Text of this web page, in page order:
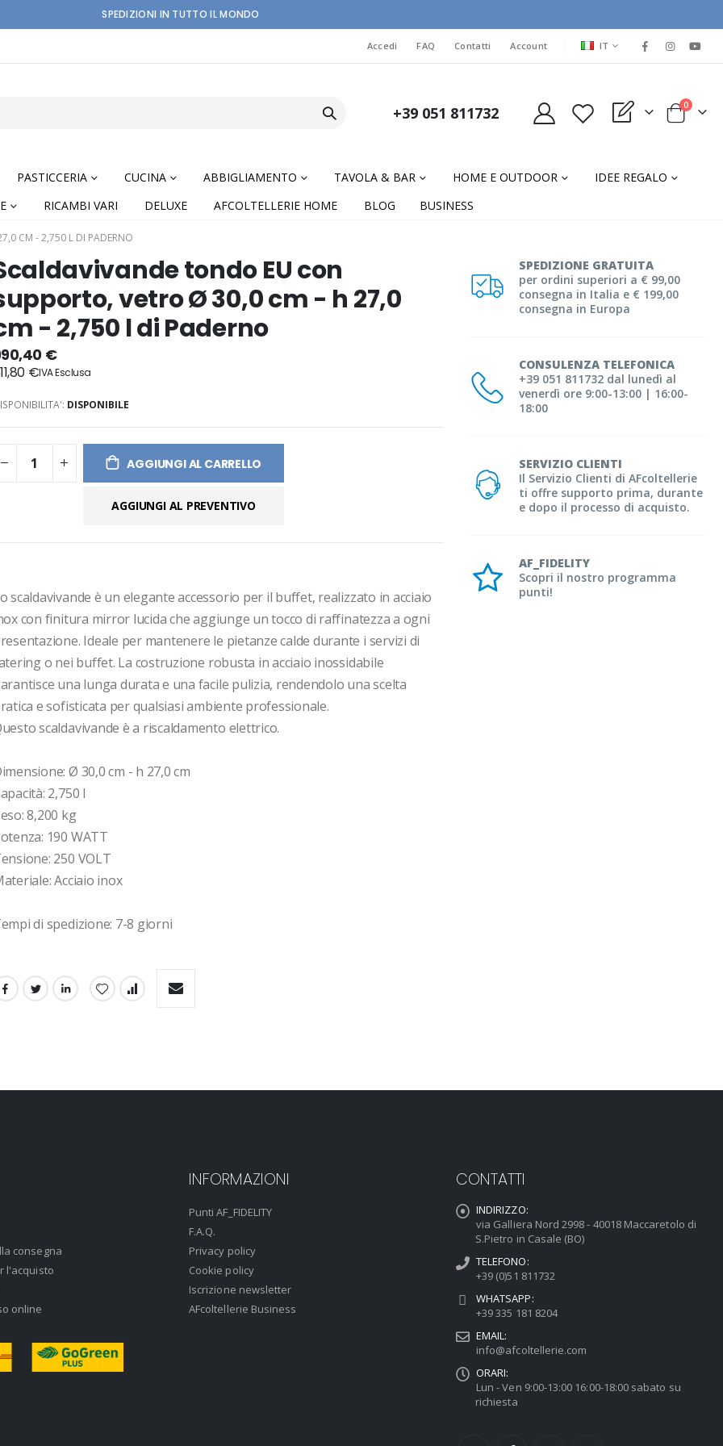
SPEDIZIONI IN TUTTO IL MONDO
Accedi FAQ Contatti Account LINGUA
IT
+39 051 811732 My Quote Cart
0elementi
PASTICCERIA CUCINA ABBIGLIAMENTO TAVOLA & BAR HOME E OUTDOOR
IDEE REGALO
RICAMBI VARI DELUXE AFCOLTELLERIE HOME BLOG BUSINESS
CM - 2,750 L DI PADERNO
SPEDIZIONE GRATUITA
per ordini superiori a € 99,00
consegna in Italia e € 199,00
consegna in Europa
CONSULENZA TELEFONICA
+39 051 811732 dal lunedì al
venerdì ore 9:00-13:00 | 16:00-
18:00
SERVIZIO CLIENTI
Il Servizio Clienti di AFcoltellerie
ti offre supporto prima, durante
e dopo il processo di acquisto.
AF_FIDELITY
Scopri il nostro programma
punti!
tondo EU con
vetro Ø 30,0 cm - h 27,0
- 2,750 l di Paderno
€
€
DISPONIBILE
AGGIUNGI AL CARRELLO
AGGIUNGI AL PREVENTIVO
scaldavivande è un elegante accessorio per il buffet, realizzato in acciaio
con finitura mirror lucida che aggiunge un tocco di raffinatezza a ogni
Ideale per mantenere le pietanze calde durante i servizi di
o nei buffet. La costruzione robusta in acciaio inossidabile
una lunga durata e una facile pulizia, rendendolo una scelta
e sofisticata per qualsiasi ambiente professionale.
scaldavivande è a riscaldamento elettrico.
Ø 30,0 cm - h 27,0 cm
2,750 l
8,200 kg
190 WATT
250 VOLT
Acciaio inox
di spedizione: 7-8 giorni
consegna
l'acquisto
online
INFORMAZIONI
Punti AF_FIDELITY
F.A.Q.
Privacy policy
Cookie policy
Iscrizione newsletter
AFcoltellerie Business
CONTATTI
INDIRIZZO:
via Galliera Nord 2998 - 40018 Maccaretolo di
S.Pietro in Casale (BO)
TELEFONO:
+39 (0)51 811732
WHATSAPP:
+39 335 181 8204
EMAIL:
info@afcoltellerie.com
ORARI:
Lun - Ven 9:00-13:00 16:00-18:00 sabato su
richiesta